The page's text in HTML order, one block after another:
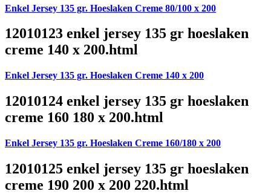
Enkel Jersey 135 gr. Hoeslaken Creme 80/100 x 200
12010123 enkel jersey 135 gr hoeslaken
creme 140 x 200.html
Enkel Jersey 135 gr. Hoeslaken Creme 140 x 200
12010124 enkel jersey 135 gr hoeslaken
creme 160 180 x 200.html
Enkel Jersey 135 gr. Hoeslaken Creme 160/180 x 200
12010125 enkel jersey 135 gr hoeslaken
creme 190 200 x 200 220.html